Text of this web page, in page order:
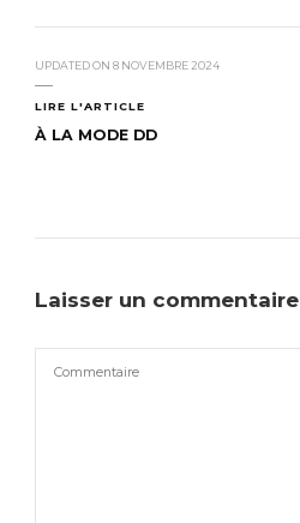
UPDATED ON 8 NOVEMBRE 2024
LIRE L'ARTICLE
À LA MODE DD
Laisser un commentaire